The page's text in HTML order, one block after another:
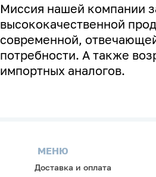
Миссия нашей компании
высококачественной
современной,
потребности. А также
импортных аналогов.
МЕНЮ
Доставка и оплата